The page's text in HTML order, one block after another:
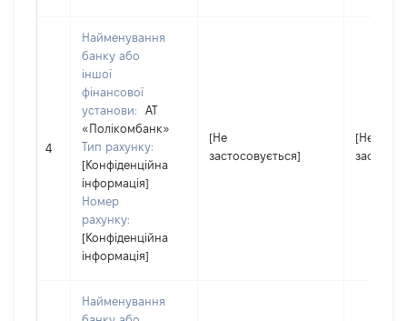
4
Найменування
банку або
іншої
фінансової
установи:
АТ
«Полікомбанк»
Тип рахунку:
[Конфіденційна
інформація]
Номер
рахунку:
[Конфіденційна
інформація]
[Не
застосовується]
[Не
Найменування